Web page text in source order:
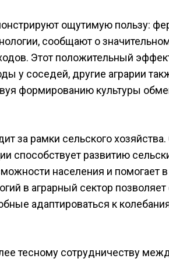
ощутимую пользу:
сообщают о
Этот положительный
у соседей, другие аграрии
формированию культуры
за рамки сельского
способствует развитию
населения и помогает
в аграрный сектор
адаптироваться к
тесному сотрудничеству